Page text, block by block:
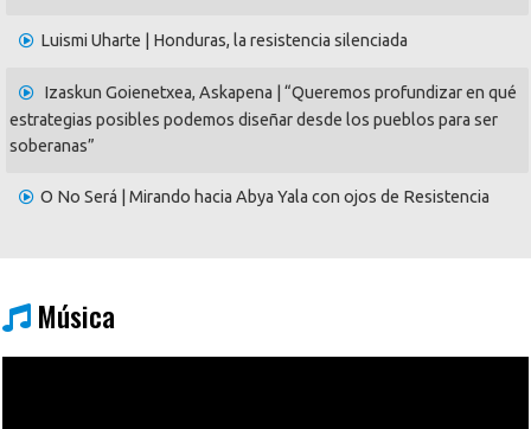
Luismi Uharte | Honduras, la resistencia silenciada
Izaskun Goienetxea, Askapena | “Queremos profundizar en qué
estrategias posibles podemos diseñar desde los pueblos para ser
soberanas”
O No Será | Mirando hacia Abya Yala con ojos de Resistencia
Música